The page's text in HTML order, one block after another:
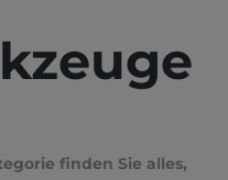
finden Sie alles,